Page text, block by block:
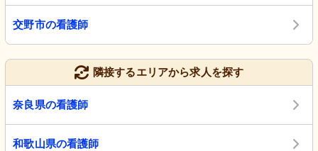
交野市の看護師
隣接するエリアから求人を探す
奈良県の看護師
和歌山県の看護師